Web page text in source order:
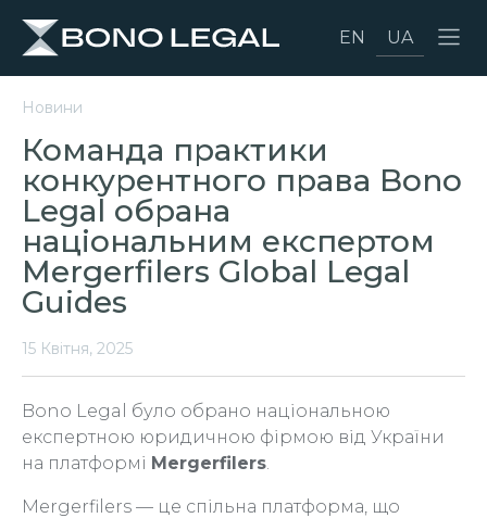
EN UA
Новини
Команда практики
конкурентного права Bono
Legal обрана
національним експертом
Mergerfilers Global Legal
Guides
15 Квітня, 2025
Bono Legal було обрано національною
експертною юридичною фірмою від України
на платформі Mergerfilers.
Mergerfilers — це спільна платформа, що